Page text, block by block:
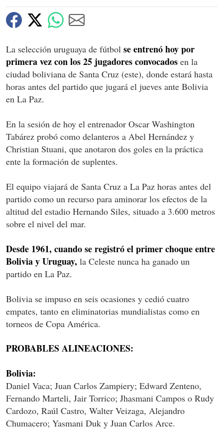
La selección uruguaya de fútbol se entrenó hoy por
primera vez con los 25 jugadores convocados en la
ciudad boliviana de Santa Cruz (este), donde estará hasta
horas antes del partido que jugará el jueves ante Bolivia
en La Paz.
En la sesión de hoy el entrenador Oscar Washington
Tabárez probó como delanteros a Abel Hernández y
Christian Stuani, que anotaron dos goles en la práctica
ente la formación de suplentes.
El equipo viajará de Santa Cruz a La Paz horas antes del
partido como un recurso para aminorar los efectos de la
altitud del estadio Hernando Siles, situado a 3.600 metros
sobre el nivel del mar.
Desde 1961, cuando se registró el primer choque entre
Bolivia y Uruguay, la Celeste nunca ha ganado un
partido en La Paz.
Bolivia se impuso en seis ocasiones y cedió cuatro
empates, tanto en eliminatorias mundialistas como en
torneos de Copa América.
PROBABLES ALINEACIONES:
Bolivia:
Daniel Vaca; Juan Carlos Zampiery; Edward Zenteno,
Fernando Marteli, Jair Torrico; Jhasmani Campos o Rudy
Cardozo, Raúl Castro, Walter Veizaga, Alejandro
Chumacero; Yasmani Duk y Juan Carlos Arce.